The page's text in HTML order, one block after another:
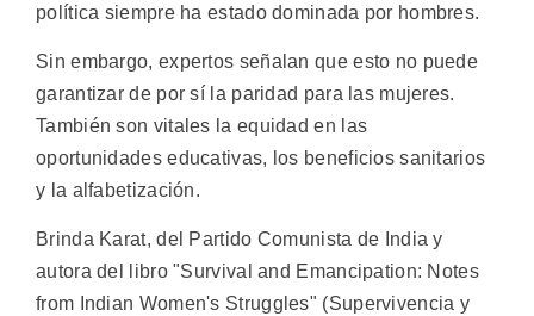
política siempre ha estado dominada por hombres.
Sin embargo, expertos señalan que esto no puede
garantizar de por sí la paridad para las mujeres.
También son vitales la equidad en las
oportunidades educativas, los beneficios sanitarios
y la alfabetización.
Brinda Karat, del Partido Comunista de India y
autora del libro "Survival and Emancipation: Notes
from Indian Women's Struggles" (Supervivencia y